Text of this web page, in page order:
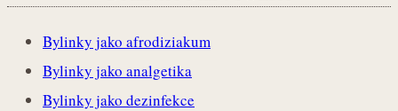
Bylinky jako afrodiziakum
Bylinky jako analgetika
Bylinky jako dezinfekce